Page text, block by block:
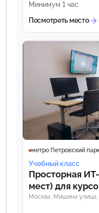
Минимум 1 час
Посмотреть место
метро Петровский
Учебный класс
Просторная
мест) для
Москва, Мишина улица,